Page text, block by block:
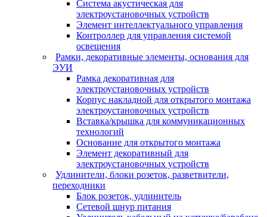
Система акустическая для
электроустановочных устройств
Элемент интеллектуального управления
Контроллер для управления системой
освещения
Рамки, декоративные элементы, основания для
ЭУИ
Рамка декоративная для
электроустановочных устройств
Корпус накладной для открытого монтажа
электроустановочных устройств
Вставка/крышка для коммуникационных
технологий
Основание для открытого монтажа
Элемент декоративный для
электроустановочных устройств
Удлинители, блоки розеток, разветвители,
переходники
Блок розеток, удлинитель
Сетевой шнур питания